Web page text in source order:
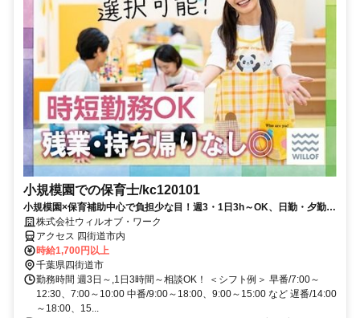
小規模園での保育士/kc120101
小規模園×保育補助中心で負担少な目！週3・1日3h～OK、日勤・夕勤等
の選択可！ミドルシニアも
株式会社ウィルオブ・ワーク
アクセス 四街道市内
時給1,700円以上
千葉県四街道市
勤務時間 週3日～,1日3時間～相談OK！ ＜シフト例＞ 早番/7:00～
12:30、7:00～10:00 中番/9:00～18:00、9:00～15:00 など 遅番/14:00
～18:00、15...